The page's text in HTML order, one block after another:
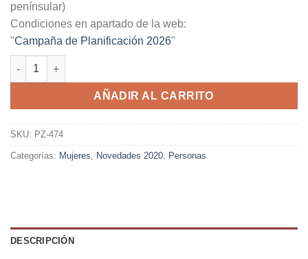
penínsular)
Condiciones en apartado de la web:
"Campaña de Planificación 2026"
Inma cantidad
AÑADIR AL CARRITO
SKU: PZ-474
Categorías: Mujeres, Novedades 2020, Personas
DESCRIPCIÓN